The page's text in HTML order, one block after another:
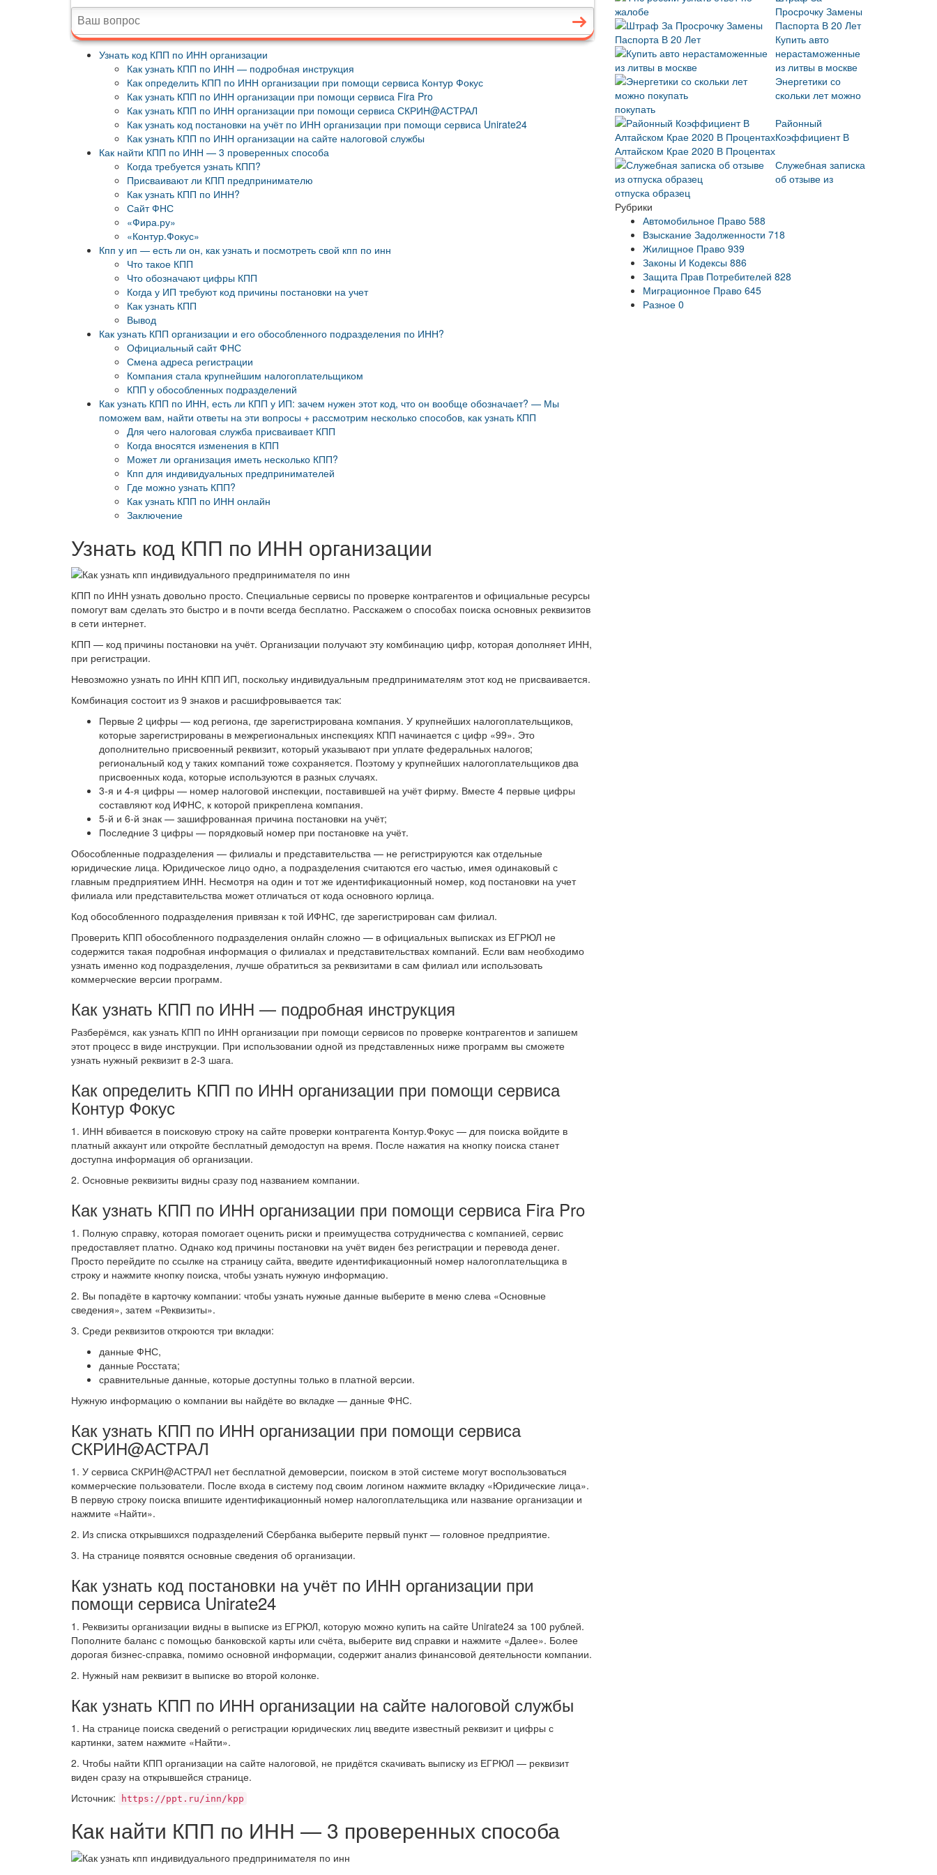
Узнать код КПП по ИНН организации
Как узнать КПП по ИНН — подробная инструкция
Как определить КПП по ИНН организации при помощи сервиса Контур Фокус
Как узнать КПП по ИНН организации при помощи сервиса Fira Pro
Как узнать КПП по ИНН организации при помощи сервиса СКРИН@АСТРАЛ
Как узнать код постановки на учёт по ИНН организации при помощи сервиса Unirate24
Как узнать КПП по ИНН организации на сайте налоговой службы
Как найти КПП по ИНН — 3 проверенных способа
Когда требуется узнать КПП?
Присваивают ли КПП предпринимателю
Как узнать КПП по ИНН?
Сайт ФНС
«Фира.ру»
«Контур.Фокус»
Кпп у ип — есть ли он, как узнать и посмотреть свой кпп по инн
Что такое КПП
Что обозначают цифры КПП
Когда у ИП требуют код причины постановки на учет
Как узнать КПП
Вывод
Как узнать КПП организации и его обособленного подразделения по ИНН?
Официальный сайт ФНС
Смена адреса регистрации
Компания стала крупнейшим налогоплательщиком
КПП у обособленных подразделений
Как узнать КПП по ИНН, есть ли КПП у ИП: зачем нужен этот код, что он вообще обозначает? — Мы
поможем вам, найти ответы на эти вопросы + рассмотрим несколько способов, как узнать КПП
Для чего налоговая служба присваивает КПП
Когда вносятся изменения в КПП
Может ли организация иметь несколько КПП?
Кпп для индивидуальных предпринимателей
Где можно узнать КПП?
Как узнать КПП по ИНН онлайн
Заключение
Узнать код КПП по ИНН организации
КПП по ИНН узнать довольно просто. Специальные сервисы по проверке контрагентов и официальные ресурсы
помогут вам сделать это быстро и в почти всегда бесплатно. Расскажем о способах поиска основных реквизитов
в сети интернет.
КПП — код причины постановки на учёт. Организации получают эту комбинацию цифр, которая дополняет ИНН,
при регистрации.
Невозможно узнать по ИНН КПП ИП, поскольку индивидуальным предпринимателям этот код не присваивается.
Комбинация состоит из 9 знаков и расшифровывается так:
Первые 2 цифры — код региона, где зарегистрирована компания. У крупнейших налогоплательщиков,
которые зарегистрированы в межрегиональных инспекциях КПП начинается с цифр «99». Это
дополнительно присвоенный реквизит, который указывают при уплате федеральных налогов;
региональный код у таких компаний тоже сохраняется. Поэтому у крупнейших налогоплательщиков два
присвоенных кода, которые используются в разных случаях.
3-я и 4-я цифры — номер налоговой инспекции, поставившей на учёт фирму. Вместе 4 первые цифры
составляют код ИФНС, к которой прикреплена компания.
5-й и 6-й знак — зашифрованная причина постановки на учёт;
Последние 3 цифры — порядковый номер при постановке на учёт.
Обособленные подразделения — филиалы и представительства — не регистрируются как отдельные
юридические лица. Юридическое лицо одно, а подразделения считаются его частью, имея одинаковый с
главным предприятием ИНН. Несмотря на один и тот же идентификационный номер, код постановки на учет
филиала или представительства может отличаться от кода основного юрлица.
Код обособленного подразделения привязан к той ИФНС, где зарегистрирован сам филиал.
Проверить КПП обособленного подразделения онлайн сложно — в официальных выписках из ЕГРЮЛ не
содержится такая подробная информация о филиалах и представительствах компаний. Если вам необходимо
узнать именно код подразделения, лучше обратиться за реквизитами в сам филиал или использовать
коммерческие версии программ.
Как узнать КПП по ИНН — подробная инструкция
Разберёмся, как узнать КПП по ИНН организации при помощи сервисов по проверке контрагентов и запишем
этот процесс в виде инструкции. При использовании одной из представленных ниже программ вы сможете
узнать нужный реквизит в 2-3 шага.
Как определить КПП по ИНН организации при помощи сервиса
Контур Фокус
1. ИНН вбивается в поисковую строку на сайте проверки контрагента Контур.Фокус — для поиска войдите в
платный аккаунт или откройте бесплатный демодоступ на время. После нажатия на кнопку поиска станет
доступна информация об организации.
2. Основные реквизиты видны сразу под названием компании.
Как узнать КПП по ИНН организации при помощи сервиса Fira Pro
1. Полную справку, которая помогает оценить риски и преимущества сотрудничества с компанией, сервис
предоставляет платно. Однако код причины постановки на учёт виден без регистрации и перевода денег.
Просто перейдите по ссылке на страницу сайта, введите идентификационный номер налогоплательщика в
строку и нажмите кнопку поиска, чтобы узнать нужную информацию.
2. Вы попадёте в карточку компании: чтобы узнать нужные данные выберите в меню слева «Основные
сведения», затем «Реквизиты».
3. Среди реквизитов откроются три вкладки:
данные ФНС,
данные Росстата;
сравнительные данные, которые доступны только в платной версии.
Нужную информацию о компании вы найдёте во вкладке — данные ФНС.
Как узнать КПП по ИНН организации при помощи сервиса
СКРИН@АСТРАЛ
1. У сервиса СКРИН@АСТРАЛ нет бесплатной демоверсии, поиском в этой системе могут воспользоваться
коммерческие пользователи. После входа в систему под своим логином нажмите вкладку «Юридические лица».
В первую строку поиска впишите идентификационный номер налогоплательщика или название организации и
нажмите «Найти».
2. Из списка открывшихся подразделений Сбербанка выберите первый пункт — головное предприятие.
3. На странице появятся основные сведения об организации.
Как узнать код постановки на учёт по ИНН организации при
помощи сервиса Unirate24
1. Реквизиты организации видны в выписке из ЕГРЮЛ, которую можно купить на сайте Unirate24 за 100 рублей.
Пополните баланс с помощью банковской карты или счёта, выберите вид справки и нажмите «Далее». Более
дорогая бизнес-справка, помимо основной информации, содержит анализ финансовой деятельности компании.
2. Нужный нам реквизит в выписке во второй колонке.
Как узнать КПП по ИНН организации на сайте налоговой службы
1. На странице поиска сведений о регистрации юридических лиц введите известный реквизит и цифры с
картинки, затем нажмите «Найти».
2. Чтобы найти КПП организации на сайте налоговой, не придётся скачивать выписку из ЕГРЮЛ — реквизит
виден сразу на открывшейся странице.
Источник:
https://ppt.ru/inn/kpp
Как найти КПП по ИНН — 3 проверенных способа
Просрочку Замены
Паспорта В 20 Лет
Купить авто
нерастаможенные
из литвы в москве
Энергетики со
скольки лет можно
покупать
Районный
Коэффициент В
Алтайском Крае 2020 В Процентах
Служебная записка
об отзыве из
отпуска образец
Рубрики
Автомобильное Право 588
Взыскание Задолженности 718
Жилищное Право 939
Законы И Кодексы 886
Защита Прав Потребителей 828
Миграционное Право 645
Разное 0